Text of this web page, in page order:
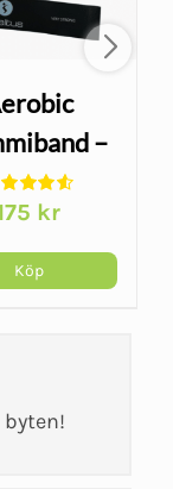
–
med
motståndsnivåer
kr
Köp